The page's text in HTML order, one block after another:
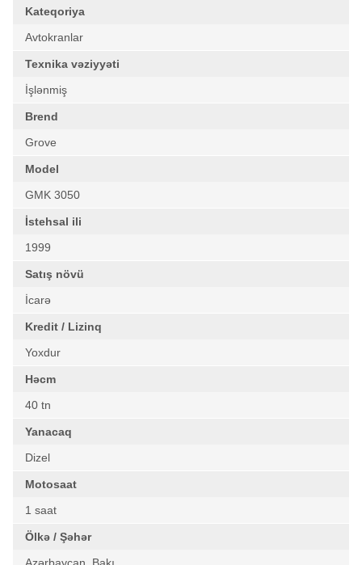
Kateqoriya
Avtokranlar
Texnika vəziyyəti
İşlənmiş
Brend
Grove
Model
GMK 3050
İstehsal ili
1999
Satış növü
İcarə
Kredit / Lizinq
Yoxdur
Həcm
40 tn
Yanacaq
Dizel
Motosaat
1 saat
Ölkə / Şəhər